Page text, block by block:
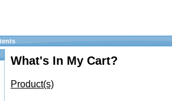
What's In My Cart?
Product(s)